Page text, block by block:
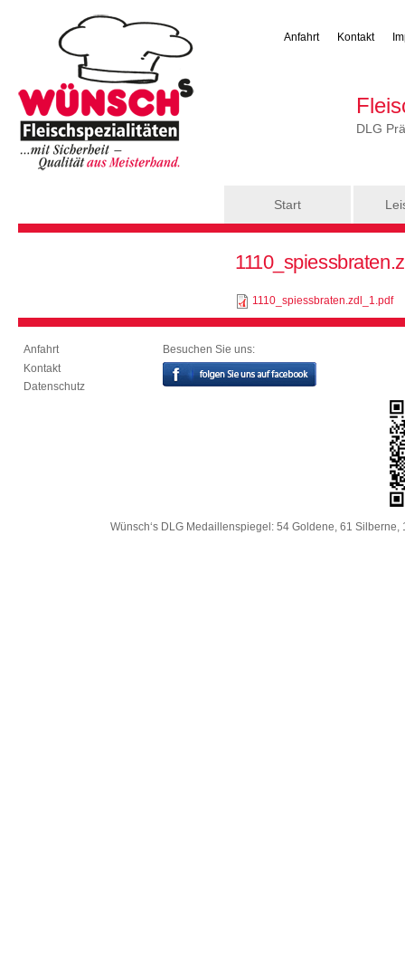
Anfahrt Kontakt
DLG
Start
1110_spiessbraten.zdl_1.pdf
Anfahrt
Kontakt
Datenschutz
Besuchen Sie uns:
Wünsch‘s DLG Medaillenspiegel: 54 Goldene, 61